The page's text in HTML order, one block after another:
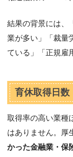
結果の背景には、
業が多い」「裁量
ている」「正規雇
育休取得日数
取得率の高い業種
はありません。厚
かった金融業・保